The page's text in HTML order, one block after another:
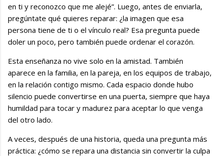
en ti y reconozco que me alejé”. Luego, antes de enviarla,
pregúntate qué quieres reparar: ¿la imagen que esa
persona tiene de ti o el vínculo real? Esa pregunta puede
doler un poco, pero también puede ordenar el corazón.
Esta enseñanza no vive solo en la amistad. También
aparece en la familia, en la pareja, en los equipos de trabajo,
en la relación contigo mismo. Cada espacio donde hubo
silencio puede convertirse en una puerta, siempre que haya
humildad para tocar y madurez para aceptar lo que venga
del otro lado.
A veces, después de una historia, queda una pregunta más
práctica: ¿cómo se repara una distancia sin convertir la culpa